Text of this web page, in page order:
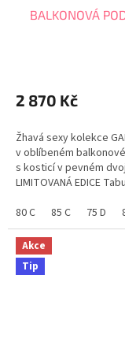
BALKONOVÁ
2 870 Kč
Žhavá sexy kolekce
v oblíbeném
s kosticí v pevném
LIMITOVANÁ EDICE
80 C
85 C 75 D
Akce
Tip